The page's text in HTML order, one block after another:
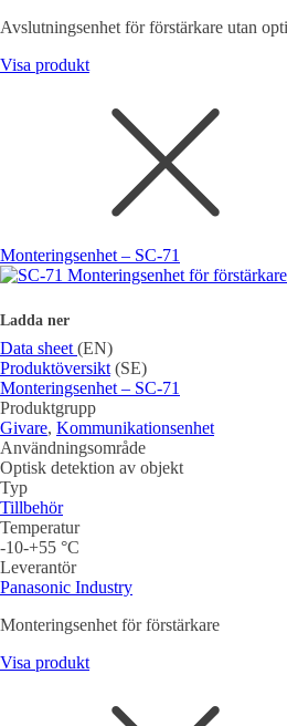
Avslutningsenhet för förstärkare utan
Visa produkt
Monteringsenhet – SC-71
Ladda ner
Data sheet (EN)
Produktöversikt (SE)
Monteringsenhet – SC-71
Produktgrupp
Givare, Kommunikationsenhet
Användningsområde
Optisk detektion av objekt
Typ
Tillbehör
Temperatur
-10-+55 °C
Leverantör
Panasonic Industry
Monteringsenhet för förstärkare
Visa produkt